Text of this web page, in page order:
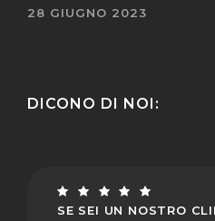
28 GIUGNO 2023
DICONO DI NOI:
SE SEI UN NOSTRO